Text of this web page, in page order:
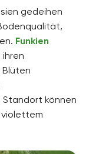
gedeihen
Funkien
Standort können